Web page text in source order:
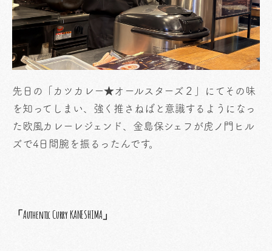
先日の「カツカレー★オールスターズ２」にてその味
を知ってしまい、強く推さねばと意識するようになっ
た欧風カレーレジェンド、金島保シェフが虎ノ門ヒル
ズで4日間腕を振るったんです。
「Authentic Curry KANESHIMA​」